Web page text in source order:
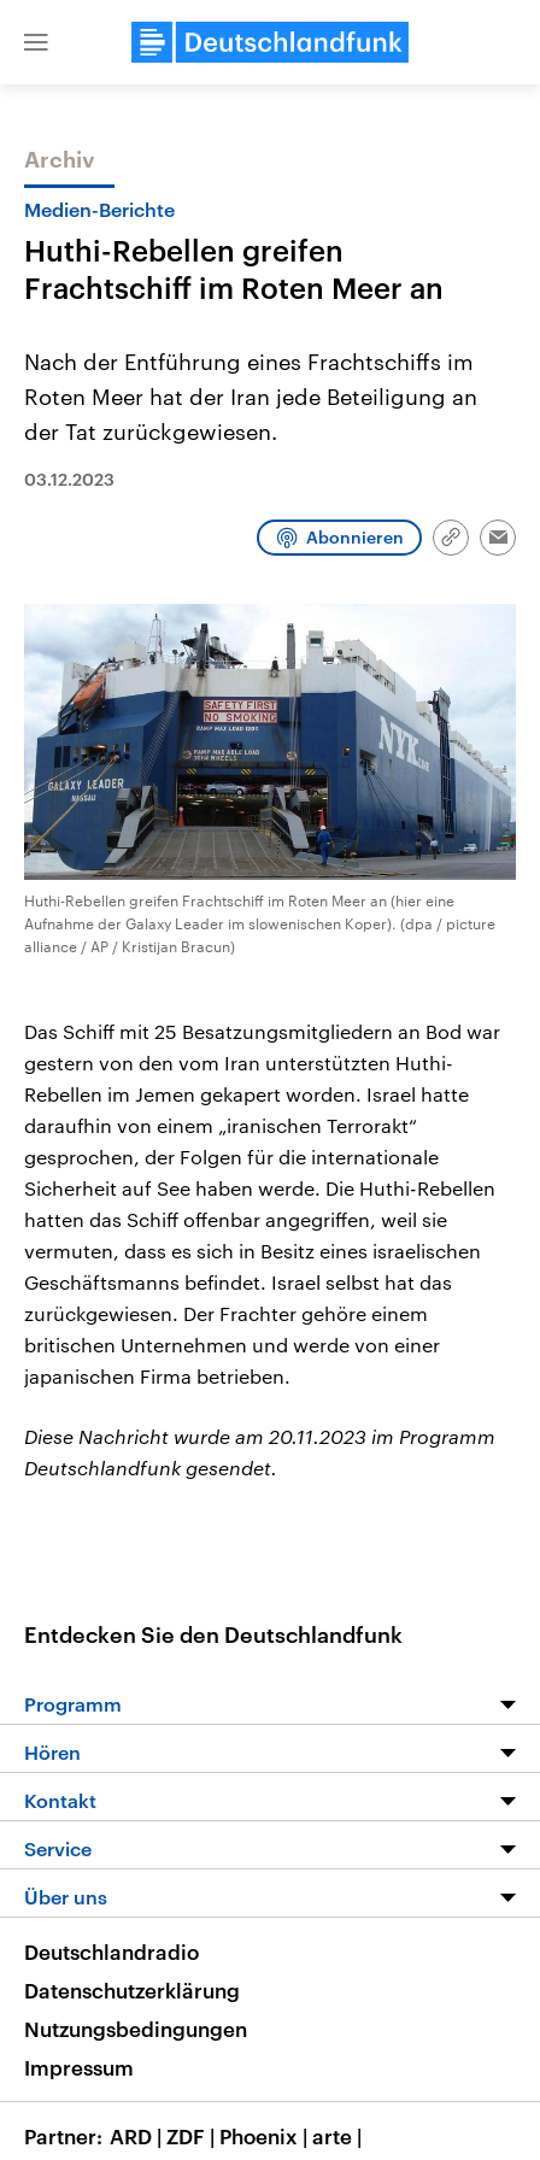
Close
Themen
Landtagswahl Sachsen-Anhalt
2026
Sachsen-Anhalt wählt am 6.
Bundesland von einer Koalition aus
und Hintergründe zu den Parteien
und Kandidaten der anstehenden
Wahl.
den mächtigsten Ländern
mit großem Einfluss auf
aktuelle Weltgeschehen.
Sendungen Programm
Audio-Archiv
Archiv
Medien-Berichte
Huthi-Rebellen greifen
Frachtschiff im Roten Meer an
Nach der Entführung eines Frachtschiffs im
Roten Meer hat der Iran jede Beteiligung an
der Tat zurückgewiesen.
03.12.2023
Abonnieren
Link
Huthi-Rebellen greifen Frachtschiff im Roten Meer an (hier eine
Aufnahme der Galaxy Leader im slowenischen Koper). (dpa / picture
alliance / AP / Kristijan Bracun)
Das Schiff mit 25 Besatzungsmitgliedern an Bod war
gestern von den vom Iran unterstützten Huthi-
Rebellen im Jemen gekapert worden. Israel hatte
daraufhin von einem „iranischen Terrorakt“
gesprochen, der Folgen für die internationale
Sicherheit auf See haben werde. Die Huthi-Rebellen
hatten das Schiff offenbar angegriffen, weil sie
vermuten, dass es sich in Besitz eines israelischen
Geschäftsmanns befindet. Israel selbst hat das
zurückgewiesen. Der Frachter gehöre einem
britischen Unternehmen und werde von einer
japanischen Firma betrieben.
Diese Nachricht wurde am 20.11.2023 im Programm
Deutschlandfunk gesendet.
Entdecken Sie den Deutschlandfunk
Programm
Programm
Die Nachrichten
Nachrichtenleicht
Neue Beiträge auf dlf.de
Hören
Livestream
Podcasts
Deutschlandfunk App
Nachrichten App
Frequenzen
Kontakt
Hörerservice
Service
FAQ
Veranstaltungen
Musikliste
RSS
Über uns
Barrierefreiheit
Deutschlandradio
Datenschutzerklärung
Nutzungsbedingungen
Impressum
Partner ARD | ZDF | Phoenix | arte |